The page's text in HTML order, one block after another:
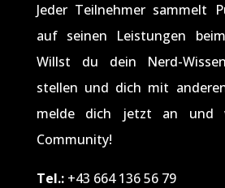
Jeder Teilnehmer sammelt
auf seinen Leistungen
Willst du dein Nerd-
stellen und dich mit
melde dich jetzt an und
Community!
Tel.: +43 664 136 56 79